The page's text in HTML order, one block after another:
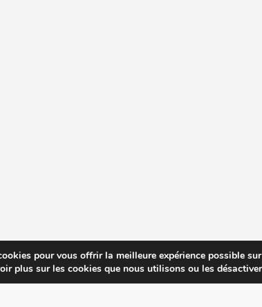
pour vous offrir la meilleure expérience possible
plus sur les cookies que nous utilisons ou les